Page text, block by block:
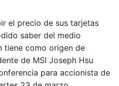
el precio de sus tarjetas
saber del medio
tiene como origen de
de MSI Joseph Hsu
para accionista de